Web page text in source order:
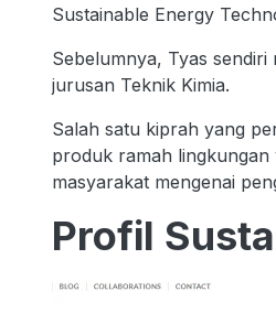
Sustainable Energy
Sebelumnya, Tyas
jurusan Teknik Kimia.
Salah satu kiprah yang
produk ramah lingkungan
masyarakat mengenai
Profil